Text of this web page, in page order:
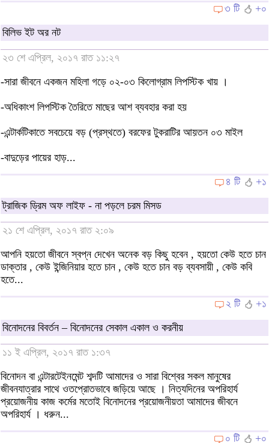
৩ টি
+০
বিলিভ ইট অর নট
২৩ শে এপ্রিল, ২০১৭ রাত ১১:২৭
-সারা জীবনে একজন মহিলা গড়ে ০২-০৩ কিলোগ্রাম লিপস্টিক খায় ।
-অধিকাংশ লিপস্টিক তৈরিতে মাছের আশ ব্যবহার করা হয়
-এন্টার্কটিকাতে সবচেয়ে বড় (প্রস্থতে) বরফের টুকরাটির আয়তন ০৩ মাইল
-বাদুড়ের পায়ের হাড়...
৪ টি
+১
ট্রাজিক ড্রিম অফ লাইফ - না পড়লে চরম মিসড
২১ শে এপ্রিল, ২০১৭ রাত ২:০৯
আপনি হয়তো জীবনে স্বপ্ন দেখেন অনেক বড় কিছু হবেন , হয়তো কেউ হতে চান
ডাক্তার , কেউ ইন্জিনিয়ার হতে চান , কেউ হতে চান বড় ব্যবসায়ী , কেউ কবি
হতে...
২ টি
+১
বিনোদনের বিবর্তন – বিনোদনের সেকাল একাল ও করনীয়
১১ ই এপ্রিল, ২০১৭ রাত ১:৩৭
বিনোদন বা এন্টারটেইনমেন্ট শব্দটি আমাদের ও সারা বিশ্বের সকল মানুষের
জীবনযাত্রার সাথে ওতপ্রোতভাবে জড়িয়ে আছে । নিত্যদিনের অপরিহার্য
প্রয়োজনীয় কাজ কর্মের মতোই বিনোদনের প্রয়োজনীয়তা আমাদের জীবনে
অপরিহার্য । ধরুন...
০ টি
+০